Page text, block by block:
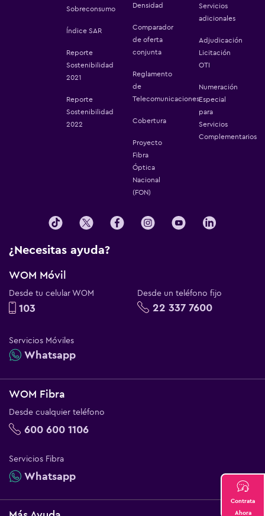
Sobreconsumo
Índice SAR
Reporte
Sostenibilidad
2021
Reporte
Sostenibilidad
2022
Densidad
Comparador
de oferta
conjunta
Reglamento
de
Telecomunicaciones
Cobertura
Proyecto
Fibra
Óptica
Nacional
(FON)
Servicios
adicionales
Adjudicación
Licitación
OTI
Numeración
Especial
para
Servicios
Complementarios
¿Necesitas ayuda?
WOM Móvil
Desde tu celular WOM
103
Desde un teléfono fijo
22 337 7600
Servicios Móviles
Whatsapp
WOM Fibra
Desde cualquier teléfono
600 600 1106
Servicios Fibra
Whatsapp
Contrata
Ahora